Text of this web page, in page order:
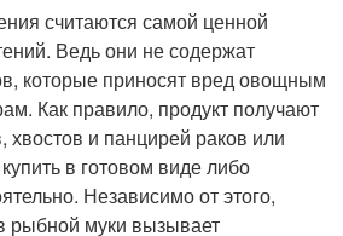
считаются самой ценной
Ведь они не содержат
которые приносят вред овощным
Как правило, продукт получают
хвостов и панцирей раков или
в готовом виде либо
Независимо от этого,
рыбной муки вызывает